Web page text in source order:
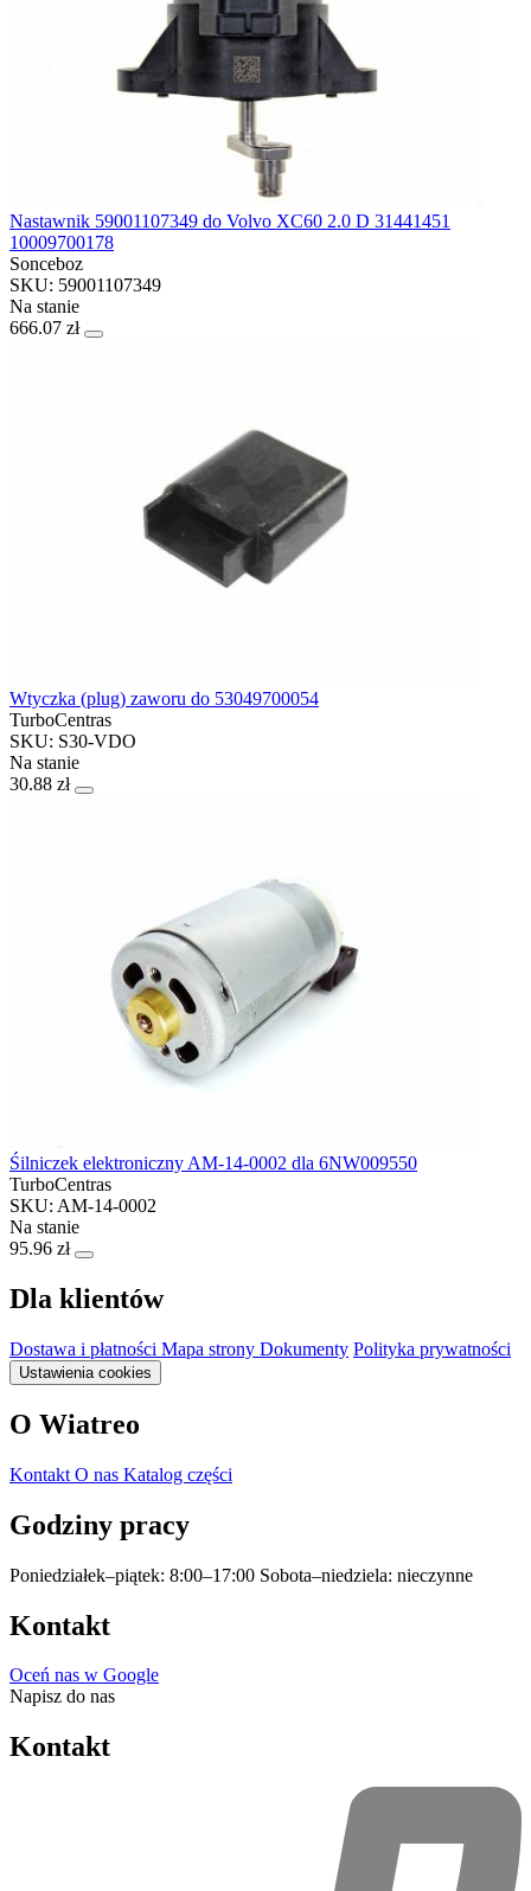
Nastawnik 59001107349 do Volvo XC60 2.0 D 31441451
10009700178
Sonceboz
SKU: 59001107349
Na stanie
666.07 zł
Wtyczka (plug) zaworu do 53049700054
TurboCentras
SKU: S30-VDO
Na stanie
30.88 zł
Śilniczek elektroniczny AM-14-0002 dla 6NW009550
TurboCentras
SKU: AM-14-0002
Na stanie
95.96 zł
Dla klientów
Dostawa i płatności Mapa strony Dokumenty Polityka prywatności
Ustawienia cookies
O Wiatreo
Kontakt O nas Katalog części
Godziny pracy
Poniedziałek–piątek: 8:00–17:00 Sobota–niedziela: nieczynne
Kontakt
Oceń nas w Google
Napisz do nas
Kontakt